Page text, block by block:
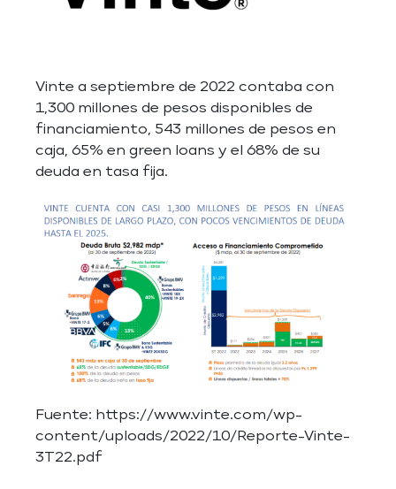
Vinte a septiembre de 2022 contaba con
1,300 millones de pesos disponibles de
financiamiento, 543 millones de pesos en
caja, 65% en green loans y el 68% de su
deuda en tasa fija.
Fuente: https://www.vinte.com/wp-
content/uploads/2022/10/Reporte-Vinte-
3T22.pdf